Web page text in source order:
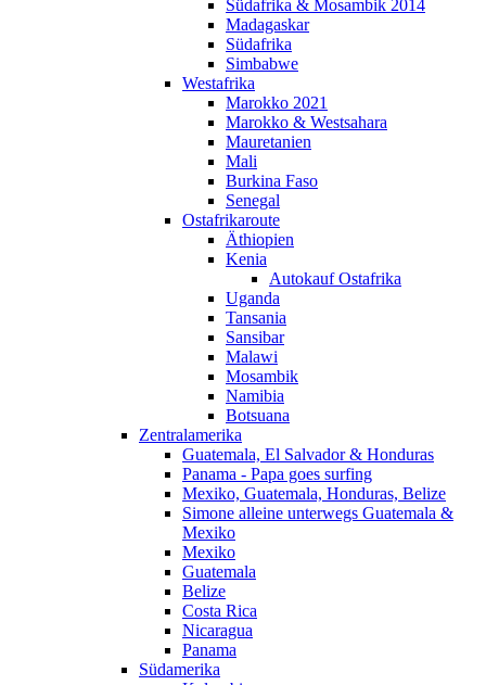
Südafrika & Mosambik 2014
Madagaskar
Südafrika
Simbabwe
Westafrika
Marokko 2021
Marokko & Westsahara
Mauretanien
Mali
Burkina Faso
Senegal
Ostafrikaroute
Äthiopien
Kenia
Autokauf Ostafrika
Uganda
Tansania
Sansibar
Malawi
Mosambik
Namibia
Botsuana
Zentralamerika
Guatemala, El Salvador & Honduras
Panama - Papa goes surfing
Mexiko, Guatemala, Honduras, Belize
Simone alleine unterwegs Guatemala &
Mexiko
Mexiko
Guatemala
Belize
Costa Rica
Nicaragua
Panama
Südamerika